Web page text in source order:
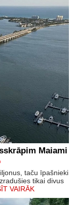
Maiami
taču īpašnieki
tikai divus
VAIRĀK